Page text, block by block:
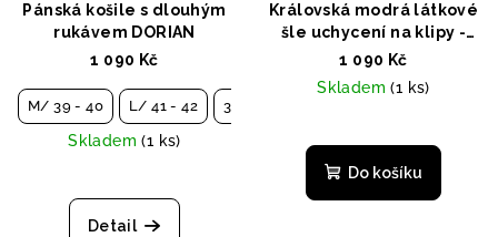
Pánská košile s dlouhým
rukávem DORIAN
1 090 Kč
M/ 39 - 40 L/ 41 - 42 3XL/ 47 - 48
Skladem(1 ks)
Detail
Královská modrá látkové
šle uchycení na klipy -
hnědá kůže
1 090 Kč
Skladem(1 ks)
Do košíku